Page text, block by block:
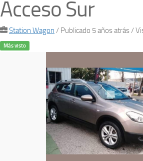
Acceso Sur
Station Wagon / Publicado 5 años atrás/
Más visto